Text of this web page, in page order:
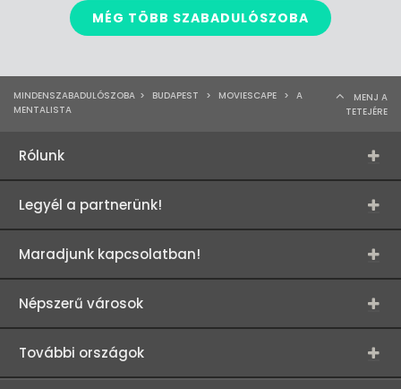
MÉG TÖBB SZABADULÓSZOBA
MINDENSZABADULÓSZOBA > BUDAPEST > MOVIESCAPE > A
MENTALISTA
MENJ A
TETEJÉRE
Rólunk
Legyél a partnerünk!
Maradjunk kapcsolatban!
Népszerű városok
További országok